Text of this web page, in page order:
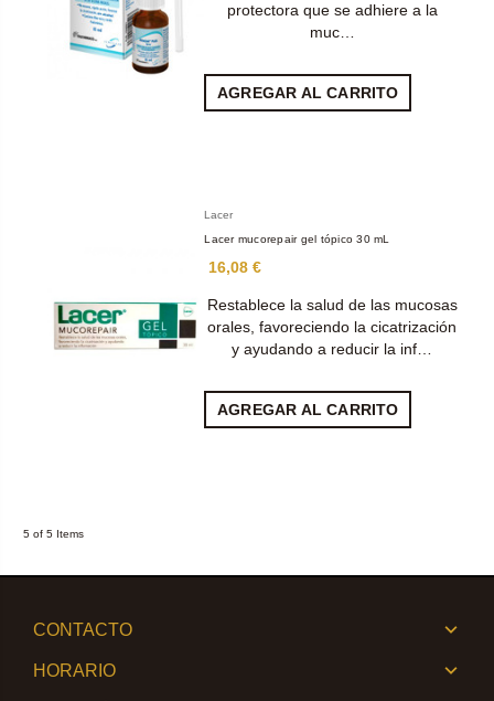
protectora que se adhiere a la
muc…
AGREGAR AL CARRITO
Lacer
Lacer mucorepair gel tópico 30 mL
16,08 €
Restablece la salud de las mucosas
orales, favoreciendo la cicatrización
y ayudando a reducir la inf…
AGREGAR AL CARRITO
5 of 5 Items
CONTACTO
HORARIO